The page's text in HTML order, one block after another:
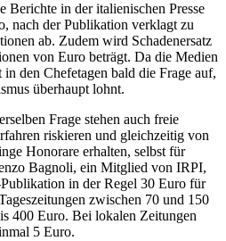
Berichte in der italienischen Presse
nach der Publikation verklagt zu
ab. Zudem wird Schadenersatz
von Euro beträgt. Da die Medien
den Chefetagen bald die Frage auf,
überhaupt lohnt.
Frage stehen auch freie
riskieren und gleichzeitig von
Honorare erhalten, selbst für
Bagnoli, ein Mitglied von IRPI,
in der Regel 30 Euro für
zwischen 70 und 150
400 Euro. Bei lokalen Zeitungen
5 Euro.